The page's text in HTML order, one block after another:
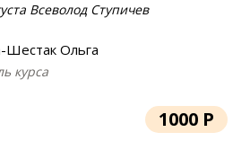
Всеволод Ступичев
Шестак Ольга
курса
1000 Р